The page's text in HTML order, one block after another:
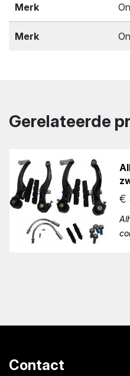
Merk
Merk
Gerelateerde
€
Contact